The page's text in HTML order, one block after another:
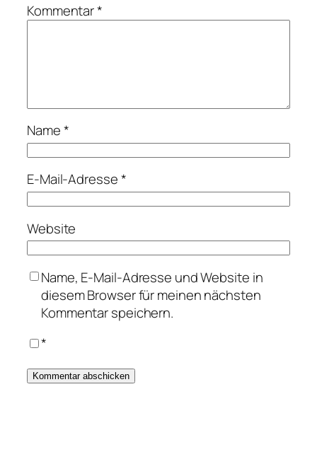
Kommentar*
Name*
E-Mail-Adresse*
Website
Name, E-Mail-Adresse und Website in
diesem Browser für meinen nächsten
Kommentar speichern.
*